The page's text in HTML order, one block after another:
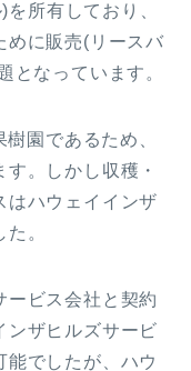
)を所有しており、
めに販売( リースバ
となっています。
園であるため、
。しかし収穫・
はハウェイインザ
。
ービス会社と契約
ンザヒルズサービ
能でしたが、ハウ